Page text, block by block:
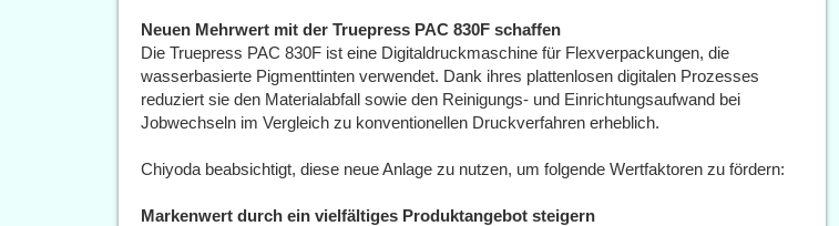
Neuen Mehrwert mit der Truepress PAC 830F schaffen
Die Truepress PAC 830F ist eine Digitaldruckmaschine für Flexverpackungen, die
wasserbasierte Pigmenttinten verwendet. Dank ihres plattenlosen digitalen Prozesses
reduziert sie den Materialabfall sowie den Reinigungs- und Einrichtungsaufwand bei
Jobwechseln im Vergleich zu konventionellen Druckverfahren erheblich.
Chiyoda beabsichtigt, diese neue Anlage zu nutzen, um folgende Wertfaktoren zu fördern:
Markenwert durch ein vielfältiges Produktangebot steigern